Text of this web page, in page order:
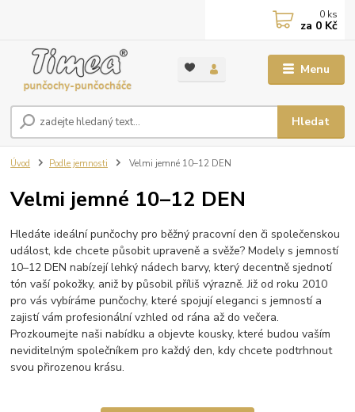
Menu
Hledat
0 ks
za 0 Kč
Úvod Podle jemnosti Velmi jemné 10–12 DEN
Velmi jemné 10–12 DEN
Hledáte ideální punčochy pro běžný pracovní den či společenskou
událost, kde chcete působit upraveně a svěže? Modely s jemností
10–12 DEN nabízejí lehký nádech barvy, který decentně sjednotí
tón vaší pokožky, aniž by působil příliš výrazně. Již od roku 2010
pro vás vybíráme punčochy, které spojují eleganci s jemností a
zajistí vám profesionální vzhled od rána až do večera.
Prozkoumejte naši nabídku a objevte kousky, které budou vaším
neviditelným společníkem pro každý den, kdy chcete podtrhnout
svou přirozenou krásu.